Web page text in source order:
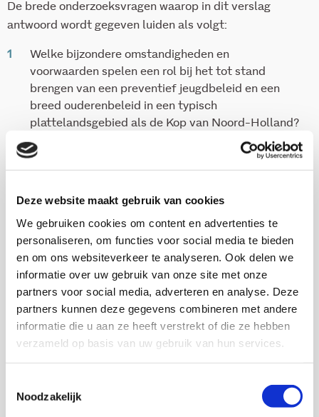
Deze website maakt gebruik van cookies
We gebruiken cookies om content en advertenties te
personaliseren, om functies voor social media te bieden
en om ons websiteverkeer te analyseren. Ook delen we
informatie over uw gebruik van onze site met onze
partners voor social media, adverteren en analyse. Deze
partners kunnen deze gegevens combineren met andere
informatie die u aan ze heeft verstrekt of die ze hebben
verzameld op basis van uw gebruik van hun services.
Noodzakelijk
De brede onderzoeksvragen waarop in dit verslag
antwoord wordt gegeven luiden als volgt:
Welke bijzondere omstandigheden en
voorwaarden spelen een rol bij het tot stand
brengen van een preventief jeugdbeleid en een
breed ouderenbeleid in een typisch
plattelandsgebied als de Kop van Noord-Holland?
Welke conclusies kunnen voor het Gewest Kop van
Noord-Holland getrokken worden in de zin van
gehaalde of nog te halen doelen? Op welke punten
Welke bijzondere omstandigheden en
voorwaarden en welke succes- en faalfactoren zijn
uit de ervaringen in het Gewest Kop van Noord-
Holland af te leiden die ook in andere
plattelandsregio’s een rol kunnen spelen bij het
vorm geven aan preventief jeugdbeleid en een
beleid dat ouderen mogelijkheden biedt zo lang
mogelijk zelfstandig te blijven wonen?
Onderzoekers